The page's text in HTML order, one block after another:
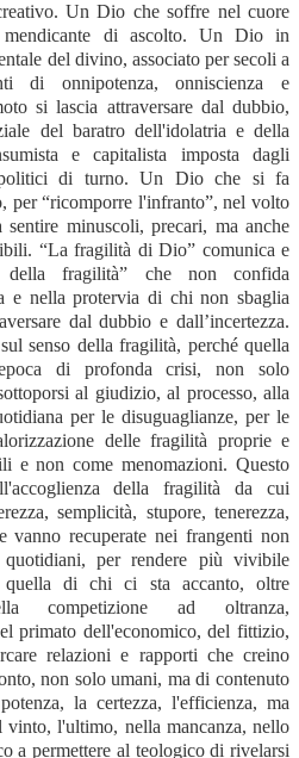
Un Dio che soffre nel cuore
mendicante di ascolto. Un Dio in
del divino, associato per secoli a
di onnipotenza, onniscienza e
si lascia attraversare dal dubbio,
del baratro dell'idolatria e della
e capitalista imposta dagli
politici di turno. Un Dio che si fa
per “ricomporre l'infranto”, nel volto
minuscoli, precari, ma anche
“La fragilità di Dio” comunica e
fragilità” che non confida
e nella protervia di chi non sbaglia
dal dubbio e dall’incertezza.
senso della fragilità, perché quella
di profonda crisi, non solo
al giudizio, al processo, alla
per le disuguaglianze, per le
delle fragilità proprie e
e non come menomazioni. Questo
della fragilità da cui
semplicità, stupore, tenerezza,
vanno recuperate nei frangenti non
per rendere più vivibile
quella di chi ci sta accanto, oltre
competizione ad oltranza,
primato dell'economico, del fittizio,
relazioni e rapporti che creino
non solo umani, ma di contenuto
la certezza, l'efficienza, ma
l'ultimo, nella mancanza, nello
a permettere al teologico di rivelarsi